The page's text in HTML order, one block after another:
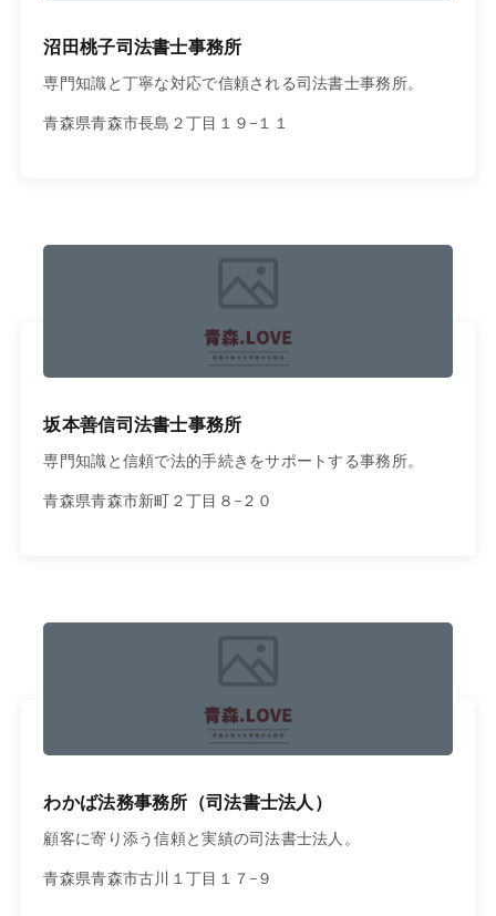
沼田桃子司法書士事務所
専門知識と丁寧な対応で信頼される司法書士事務所。
青森県青森市長島２丁目１９−１１
坂本善信司法書士事務所
専門知識と信頼で法的手続きをサポートする事務所。
青森県青森市新町２丁目８−２０
わかば法務事務所（司法書士法人）
顧客に寄り添う信頼と実績の司法書士法人。
青森県青森市古川１丁目１７−９